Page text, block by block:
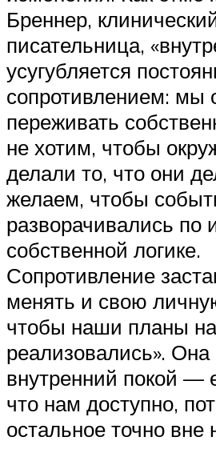
Бреннер,
писательница,
усугубляется
сопротивлением: мы
переживать
не хотим, чтобы
делали то, что они
желаем, чтобы
разворачивались по
собственной логике.
Сопротивление
менять и свою
чтобы наши планы
реализовались». Она
внутренний покой —
что нам доступно,
остальное точно вне